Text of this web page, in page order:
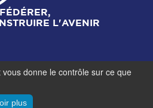
FÉDÉRER,
L'AVENIR
de cookies
Française de Gymnastique -
donne le contrôle sur ce que
plus